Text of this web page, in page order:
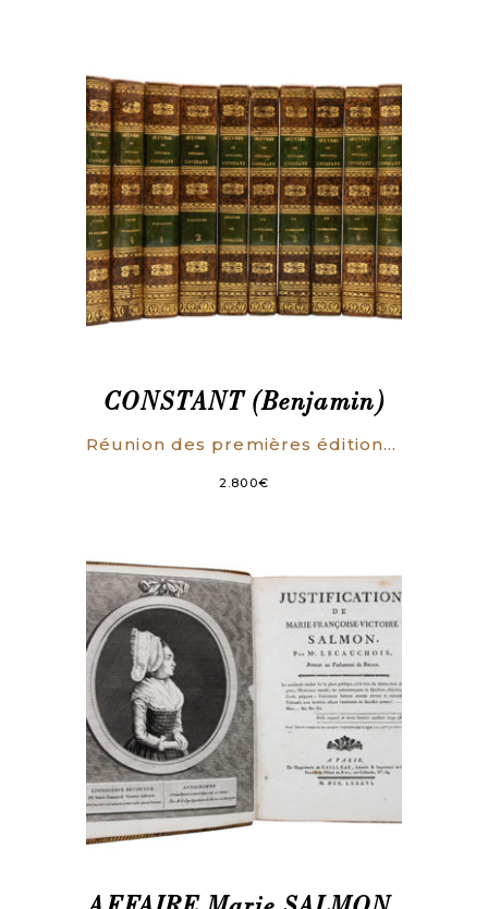
CONSTANT (Benjamin)
Réunion des premières éditions de Benjamin Constant collectées et reliées uniformément à l’époque. Contient: 1- Collection complète des ouvrages publiés sur le gouvernement représentatif et la constitution actuelle de la France, formant une espèce de cours de politique constitutionnelle. Paris, Plancher [et Rouen, Béchet aîné], 1818-1820. 4 volumes. 2- Discours à la Chambre des députés. Paris, Dupont, Pinard, 1828. 2 volumes, portrait gravé (t. I) et fac-similé dépliant de lettre (t. II.). 3- Mélanges de littérature et de politique. Paris, Pichon et Didier, 1829. Enrichi d’un portrait dessiné et gravé par Laderer et publié par Pagnerre. 4- De la religion, considérée dans sa source, ses formes et ses développements. Paris, Pichon & Didier, 1830-1831. 5 volumes. 5- Du polythéisme romain considéré dans ses rapports avec la philosophie grecque et la religion chrétienne; ouvrage posthume. Paris, Béchet aîné, 1833. 2 volumes. 6- Journal intime précédé du Cahier rouge et dAdolphe. [Édité par] J. Mistler. Monaco, Éditions du Rocher, (1945).
2.800€